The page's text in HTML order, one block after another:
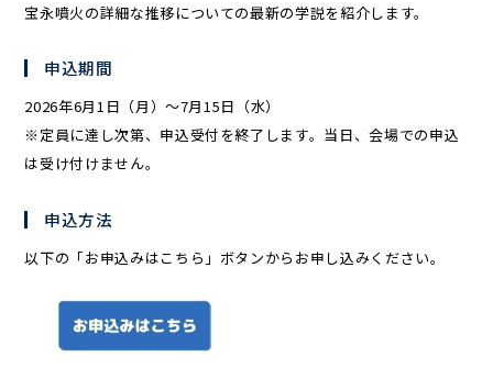
宝永噴火の詳細な推移についての最新の学説を紹介します。
申込期間
2026年6月1日（月）～7月15日（水）
※定員に達し次第、申込受付を終了します。当日、会場での申込
は受け付けません。
申込方法
以下の「お申込みはこちら」ボタンからお申し込みください。